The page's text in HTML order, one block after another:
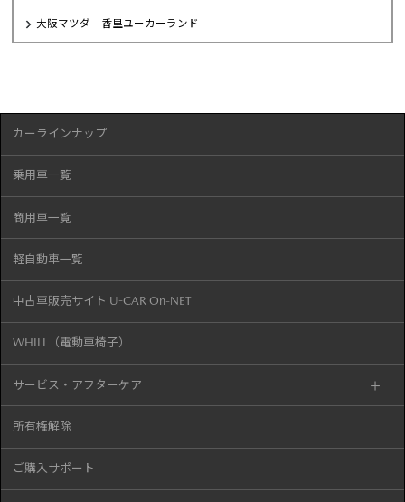
大阪マツダ 香里ユーカーランド
カーラインナップ
乗用車一覧
商用車一覧
軽自動車一覧
中古車販売サイト U-CAR On-NET
WHILL（電動車椅子）
サービス・アフターケア
所有権解除
ご購入サポート